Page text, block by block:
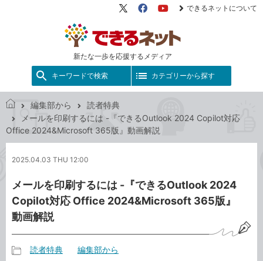
新たな一歩を応援するメディア
X（旧
FacebookYouTube
できるネットについて
キーワードで検索 カテゴリーから探す
き
ッ
編集部から
読者特典
メールを印刷するには -『できるOutlook 2024 Copilot対応
Office 2024&Microsoft 365版』動画解説
2025.04.03 THU 12:00
メールを印刷するには -『できるOutlook 2024
Copilot対応 Office 2024&Microsoft 365版』
動画解説
読者特典 編集部から